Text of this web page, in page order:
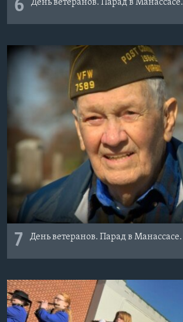
6 День ветеранов. Парад в Манассасе.
7 День ветеранов. Парад в Манассасе.